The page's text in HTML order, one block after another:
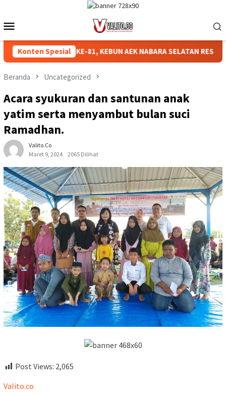
konten
Mobile
Konten Spesial
RI KE-81, KEBUN AEK NABARA SELATAN RESMI GELAR
Beranda Uncategorized
Acara syukuran dan santunan anak
yatim serta menyambut bulan suci
Ramadhan.
Valito.co
Maret 9, 2024
2065 Dilihat
Post Views: 2,065
Valito.co